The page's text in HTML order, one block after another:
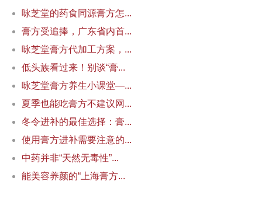
咏芝堂的药食同源膏方怎...
膏方受追捧，广东省内首...
咏芝堂膏方代加工方案，...
低头族看过来！别谈“膏...
咏芝堂膏方养生小课堂—...
夏季也能吃膏方不建议网...
冬令进补的最佳选择：膏...
使用膏方进补需要注意的...
中药并非“天然无毒性”...
能美容养颜的“上海膏方...